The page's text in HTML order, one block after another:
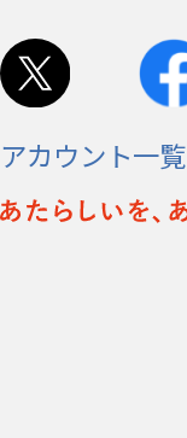
アカウント一覧